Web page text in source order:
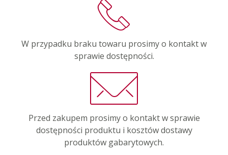
W przypadku braku towaru prosimy o kontakt w
sprawie dostępności.
Przed zakupem prosimy o kontakt w sprawie
dostępności produktu i kosztów dostawy
produktów gabarytowych.